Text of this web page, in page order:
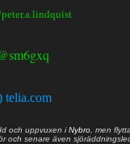
telia.com
och uppvuxen iNybro , men
och senare även